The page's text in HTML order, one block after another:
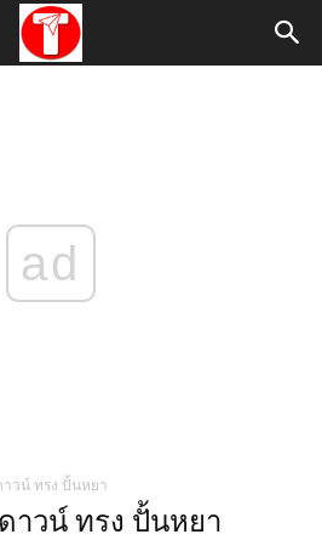
ad
วน์ ทรง ปั้นหยา
าวน์ ทรง ปั้นหยา